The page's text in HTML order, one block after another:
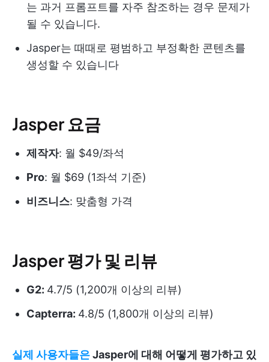
는 과거 프롬프트를 자주 참조하는 경우 문제가
될 수 있습니다.
Jasper는 때때로 평범하고 부정확한 콘텐츠를
생성할 수 있습니다
Jasper 요금
제작자: 월 $49/좌석
Pro: 월 $69 (1좌석 기준)
비즈니스: 맞춤형 가격
Jasper 평가 및 리뷰
G2: 4.7/5 (1,200개 이상의 리뷰)
Capterra: 4.8/5 (1,800개 이상의 리뷰)
실제 사용자들은Jasper에 대해 어떻게 평가하고 있